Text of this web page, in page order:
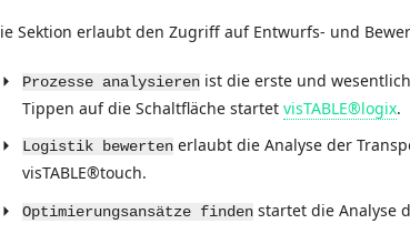
Sektion erlaubt den Zugriff auf Entwurfs- und
Prozesse analysieren ist die erste und
Tippen auf die Schaltfläche startet visTABLE®logix.
Logistik bewerten erlaubt die Analyse der
visTABLE®touch.
Optimierungsansätze finden startet die Analyse